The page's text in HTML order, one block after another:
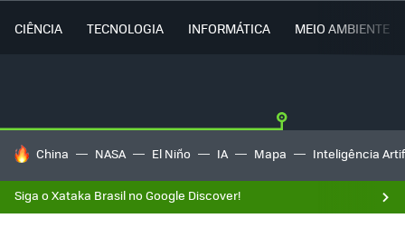
CIÊNCIA TECNOLOGIA INFORMÁTICA MEIO AMBIENTE
TENDÊNCIAS DO DIA
China NASA El Niño IA Mapa Inteligência
Siga o Xataka Brasil no Google Discover!